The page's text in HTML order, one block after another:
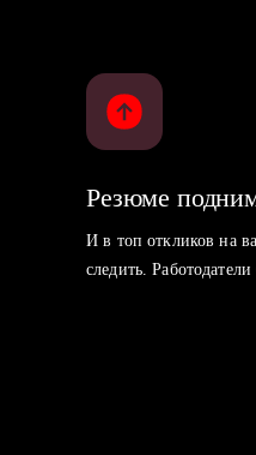
Резюме
И в топ откликов на
следить.